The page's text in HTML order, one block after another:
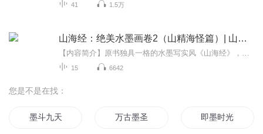
41 1.5万
山海经：绝美水墨画卷2（山精海怪篇）| 山海经｜沉浸式体验之旅
15 6642
您是不是在找：
墨斗九天 万古墨圣 即墨时光